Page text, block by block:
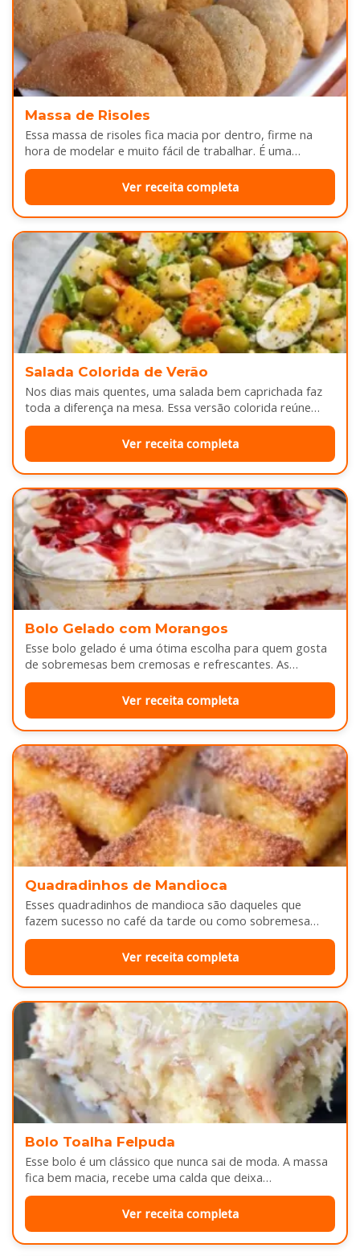
Massa de Risoles
Essa massa de risoles fica macia por dentro, firme na
hora de modelar e muito fácil de trabalhar. É uma…
Ver receita completa
Salada Colorida de Verão
Nos dias mais quentes, uma salada bem caprichada faz
toda a diferença na mesa. Essa versão colorida reúne
legumes cozidos…
Ver receita completa
Bolo Gelado com Morangos
Esse bolo gelado é uma ótima escolha para quem gosta
de sobremesas bem cremosas e refrescantes. As
camadas de massa…
Ver receita completa
Quadradinhos de Mandioca
Esses quadradinhos de mandioca são daqueles que
fazem sucesso no café da tarde ou como sobremesa
depois do almoço. Por…
Ver receita completa
Bolo Toalha Felpuda
Esse bolo é um clássico que nunca sai de moda. A massa
fica bem macia, recebe uma calda que deixa…
Ver receita completa